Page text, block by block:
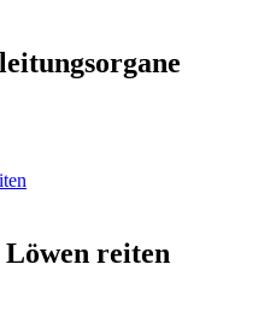
reiten